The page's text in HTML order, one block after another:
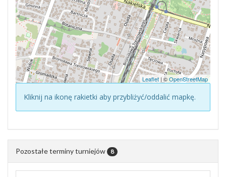
Leaflet | ©OpenStreetMap
Kliknij na ikonę rakietki aby przybliżyć/oddalić mapkę.
Pozostałe terminy turniejów 8